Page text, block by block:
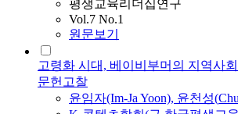
평생교육리더십연구
Vol.7 No.1
원문보기
고령화 시대, 베이비부머의 지역사
문헌고찰
윤임자(Im-Ja Yoon), 윤천성(